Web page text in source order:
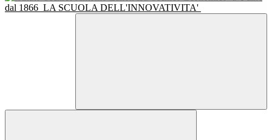
dal 1866 LA SCUOLA DELL'INNOVATIVITA'